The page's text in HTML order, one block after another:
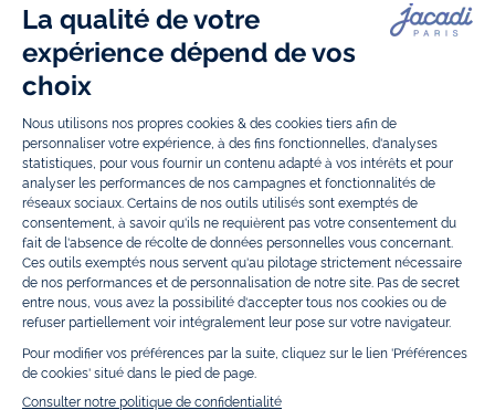
chaussettes et accessoires pour les
de 1 mois à 12 ans.
Découvrez nos collections mode et tendance pour filles et garçons.
Grâce àJacadi Seconde Vie, donnez une seconde vie à vos articles pour
enfants. Profitez aussi de nos collections spéciales fête de fin d’année et
trouvez des idées
Retrouvez nos idées
Bénéficiez également de prix réduits avec nos collections spéciales de
vêtements enfants en soldeset de notrecollection Outlettoute l’année.
Guettez lespromotions Prix Doux, une opération spéciale Jacadi avec
des vêtements enfant à prix tout ronds. Adhérez au programme de
Fidélité Jacadi afin de profiter desventes privées. Retrouvez la collection
Les Essentielset ses vêtements emblématiques aux couleurs de la
marque, la collectionReflexaux vêtements originaux et ludiques avec
des détails réfléchissants, la collectionSport Chicaussi innovante
qu'élégante, ainsi queles Petits tricotspour compléter le vestiaire de
bébé. Pour passer l’automne et l’hiver au chaud, Jacadi vous propose une
collection demanteaux bébé et enfantet dechaussures d'hiver. Pendant
lesJolis Jours, c’est l’occasion de retrouver la nouvelle collection Jacadi
bébé et enfant à prix doux. Un mariage, un baptême, une communion de
prévue ? Trouvez unetenue de cérémoniepour votre enfant. Retrouvez
les sacsTohana, confectionnés en partenariat avec l'Association
malgache Tohana et soutenez un projet permettant à des mamans en
situation de grande précarité d’apprendre le métier de couturière.